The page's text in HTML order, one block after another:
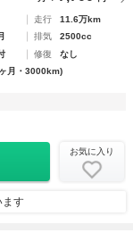
走行
11.6万km
排気
2500cc
修復
なし
月・3000km)
お気に入り
ます